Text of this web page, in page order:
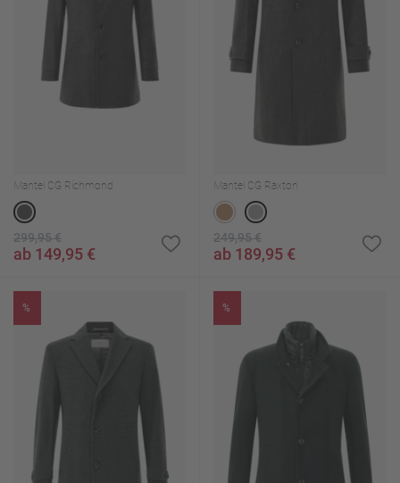
Mantel CG Richmond
299,95 €
ab 149,95 €
Mantel CG Raxton
249,95 €
ab 189,95 €
% %